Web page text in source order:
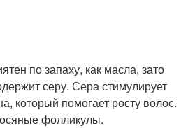
по запаху, как масла, зато
серу. Сера стимулирует
который помогает росту волос.
фолликулы.